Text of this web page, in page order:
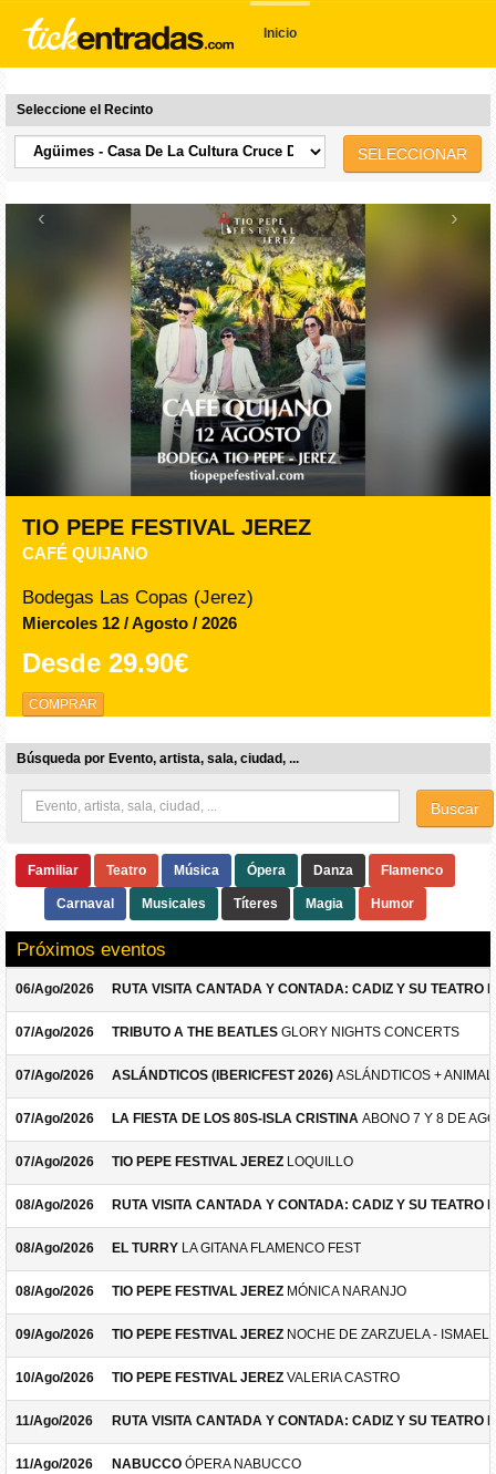
Inicio
Seleccione el Recinto
SELECCIONAR
‹ ›
TIO PEPE FESTIVAL JEREZ
CAFÉ QUIJANO
Bodegas Las Copas (Jerez)
Miercoles 12 / Agosto / 2026
Desde 29.90€
COMPRAR
Búsqueda por Evento, artista, sala, ciudad, ...
Buscar
Familiar Teatro Música Ópera Danza Flamenco
Carnaval Musicales Títeres Magia Humor
Próximos eventos
06/Ago/2026 RUTA VISITA CANTADA Y CONTADA: CADIZ Y SU TEATRO
07/Ago/2026 TRIBUTO A THE BEATLES GLORY NIGHTS CONCERTS
07/Ago/2026 ASLÁNDTICOS (IBERICFEST 2026) ASLÁNDTICOS +
07/Ago/2026 LA FIESTA DE LOS 80S-ISLA CRISTINA ABONO 7 Y 8 DE
07/Ago/2026 TIO PEPE FESTIVAL JEREZ LOQUILLO
08/Ago/2026 RUTA VISITA CANTADA Y CONTADA: CADIZ Y SU TEATRO
08/Ago/2026 EL TURRY LA GITANA FLAMENCO FEST
08/Ago/2026 TIO PEPE FESTIVAL JEREZ MÓNICA NARANJO
09/Ago/2026 TIO PEPE FESTIVAL JEREZ NOCHE DE ZARZUELA -
10/Ago/2026 TIO PEPE FESTIVAL JEREZ VALERIA CASTRO
11/Ago/2026 RUTA VISITA CANTADA Y CONTADA: CADIZ Y SU TEATRO
11/Ago/2026 NABUCCO ÓPERA NABUCCO